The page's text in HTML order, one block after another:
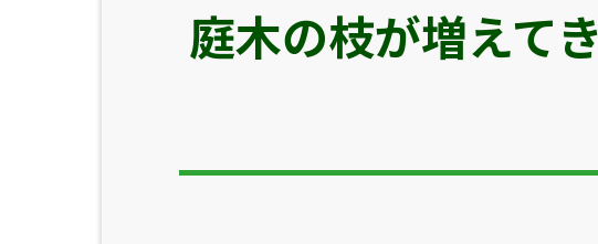
庭木の枝が増えて